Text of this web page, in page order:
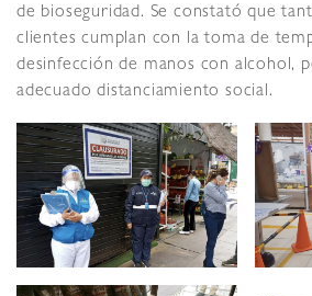
de bioseguridad. Se constató que
clientes cumplan con la toma de
desinfección de manos con alcohol,
adecuado distanciamiento social.